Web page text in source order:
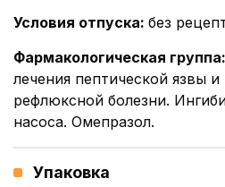
Условия отпуска: без
Фармакологическая группа:
лечения пептической язвы и
рефлюксной болезни.
насоса. Омепразол.
Упаковка